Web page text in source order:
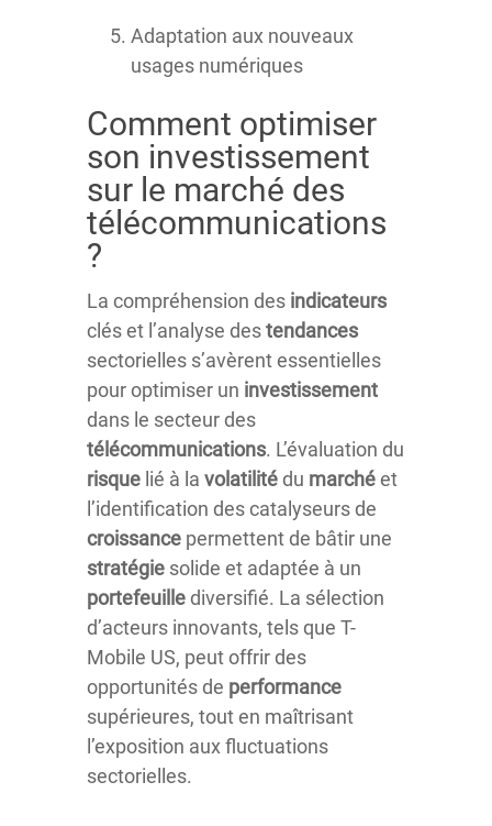
Adaptation aux nouveaux
usages numériques
Comment optimiser
son investissement
sur le marché des
télécommunications
?
La compréhension des indicateurs
clés et l’analyse destendances
sectorielles s’avèrent essentielles
pour optimiser un investissement
dans le secteur des
télécommunications. L’évaluation du
risque lié à la volatilité du marchéet
l’identification des catalyseurs de
croissance permettent de bâtir une
stratégie solide et adaptée à un
portefeuille diversifié. La sélection
d’acteurs innovants, tels que T-
Mobile US, peut offrir des
opportunités de performance
supérieures, tout en maîtrisant
l’exposition aux fluctuations
sectorielles.